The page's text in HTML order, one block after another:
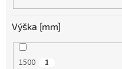
Výška [mm]
1500 1